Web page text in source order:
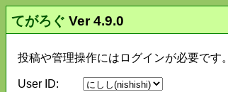
てがろぐ Ver 4.9.0
投稿や管理操作にはログインが必要です。
User ID: